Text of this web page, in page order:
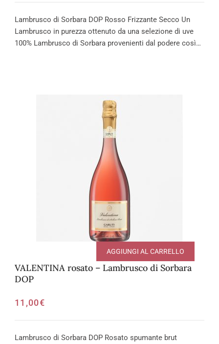
Lambrusco di Sorbara DOP Rosso Frizzante Secco Un
Lambrusco in purezza ottenuto da una selezione di uve
100% Lambrusco di Sorbara provenienti dal podere così…
VALENTINA rosato – Lambrusco di Sorbara
DOP
11,00€
AGGIUNGI AL CARRELLO
Lambrusco di Sorbara DOP Rosato spumante brut